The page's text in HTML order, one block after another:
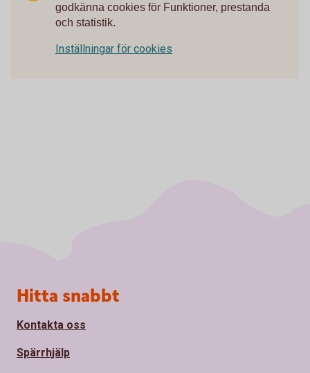
godkänna cookies för Funktioner, prestanda
och statistik.
Inställningar för cookies
Sidfot
Hitta snabbt
Kontakta oss
Spärrhjälp